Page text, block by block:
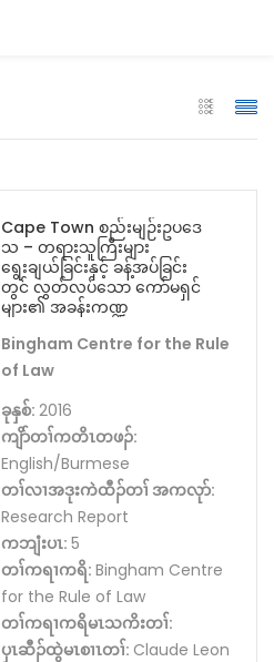
Cape Town စည်းမျဉ်းဥပဒေ
သ – တရားသူကြီးများ
ရွေးချယ်ခြင်းနှင့် ခန့်အပ်ခြင်း
တွင် လွတ်လပ်သော ကော်မရှင်
များ၏ အခန်းကဏ္ဍ
Bingham Centre for the Rule
of Law
ခုနှစ်: 2016
ကျိာ်တၢ်ကတိၤတဖၣ်:
English/Burmese
တၢ်လၢအဒုးကဲထီၣ်တၢ် အကလုာ်:
Research Report
ကဘျံးပၤ: 5
တၢ်ကရၢကရိ: Bingham Centre
for the Rule of Law
တၢ်ကရၢကရိမၤသကိးတၢ်:
ပှၤဆီၣ်ထွဲမၤစၢၤတၢ်: Claude Leon
Login